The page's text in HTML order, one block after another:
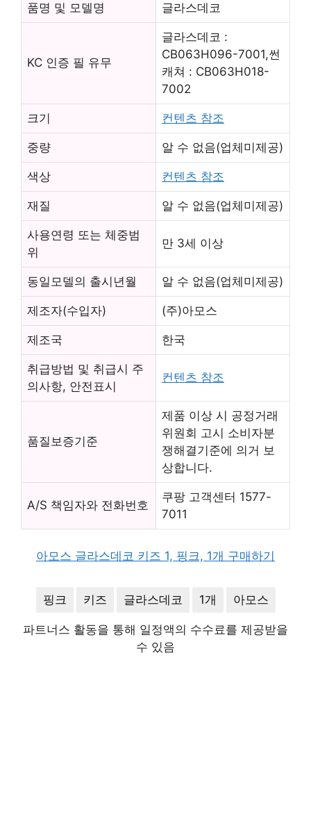
품명 및 모델명 글라스데코
KC 인증 필 유무
글라스데코 :
CB063H096-7001,썬
캐쳐 : CB063H018-
7002
크기 컨텐츠 참조
중량 알 수 없음(업체미제공)
색상 컨텐츠 참조
재질 알 수 없음(업체미제공)
사용연령 또는 체중범
위
만 3세 이상
동일모델의 출시년월 알 수 없음(업체미제공)
제조자(수입자) (주)아모스
제조국 한국
취급방법 및 취급시 주
의사항, 안전표시
컨텐츠 참조
품질보증기준
제품 이상 시 공정거래
위원회 고시 소비자분
쟁해결기준에 의거 보
상합니다.
A/S 책임자와 전화번호
쿠팡 고객센터 1577-
7011
아모스 글라스데코 키즈 1, 핑크, 1개 구매하기
핑크 키즈 글라스데코 1개 아모스
파트너스 활동을 통해 일정액의 수수료를 제공받을
수 있음